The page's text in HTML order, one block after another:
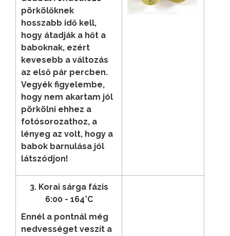
pörkölőknek
hosszabb idő kell,
hogy átadják a hőt a
baboknak, ezért
kevesebb a változás
az első pár percben.
Vegyék figyelembe,
hogy nem akartam jól
pörkölni ehhez a
fotósorozathoz, a
lényeg az volt, hogy a
babok barnulása jól
látszódjon!
3. Korai sárga fázis
6:00 - 164°C
Ennél a pontnál még
nedvességet veszít a